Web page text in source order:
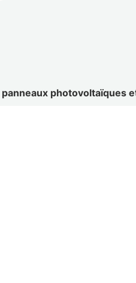
photovoltaïques